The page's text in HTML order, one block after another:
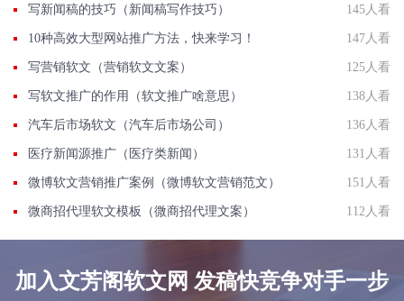
写新闻稿的技巧（新闻稿写作技巧） 145人看
10种高效大型网站推广方法，快来学习！ 147人看
写营销软文（营销软文文案） 125人看
写软文推广的作用（软文推广啥意思） 138人看
汽车后市场软文（汽车后市场公司） 136人看
医疗新闻源推广（医疗类新闻） 131人看
微博软文营销推广案例（微博软文营销范文） 151人看
微商招代理软文模板（微商招代理文案） 112人看
加入文芳阁软文网 发稿快竞争对手一步